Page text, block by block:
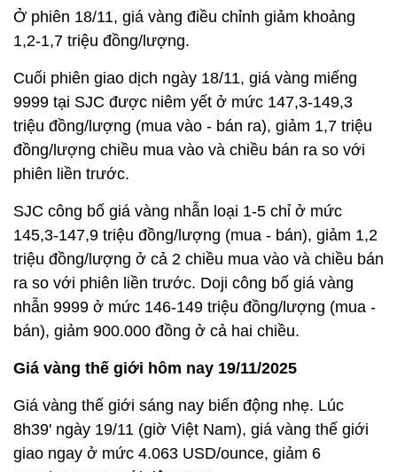
Ở phiên 18/11, giá vàng điều chỉnh giảm khoảng
1,2-1,7 triệu đồng/lượng.
Cuối phiên giao dịch ngày 18/11, giá vàng miếng
9999 tại SJC được niêm yết ở mức 147,3-149,3
triệu đồng/lượng (mua vào - bán ra), giảm 1,7 triệu
đồng/lượng chiều mua vào và chiều bán ra so với
phiên liền trước.
SJC công bố giá vàng nhẫn loại 1-5 chỉ ở mức
145,3-147,9 triệu đồng/lượng (mua - bán), giảm 1,2
triệu đồng/lượng ở cả 2 chiều mua vào và chiều bán
ra so với phiên liền trước. Doji công bố giá vàng
nhẫn 9999 ở mức 146-149 triệu đồng/lượng (mua -
bán), giảm 900.000 đồng ở cả hai chiều.
Giá vàng thế giới hôm nay 19/11/2025
Giá vàng thế giới sáng nay biến động nhẹ. Lúc
8h39' ngày 19/11 (giờ Việt Nam), giá vàng thế giới
giao ngay ở mức 4.063 USD/ounce, giảm 6